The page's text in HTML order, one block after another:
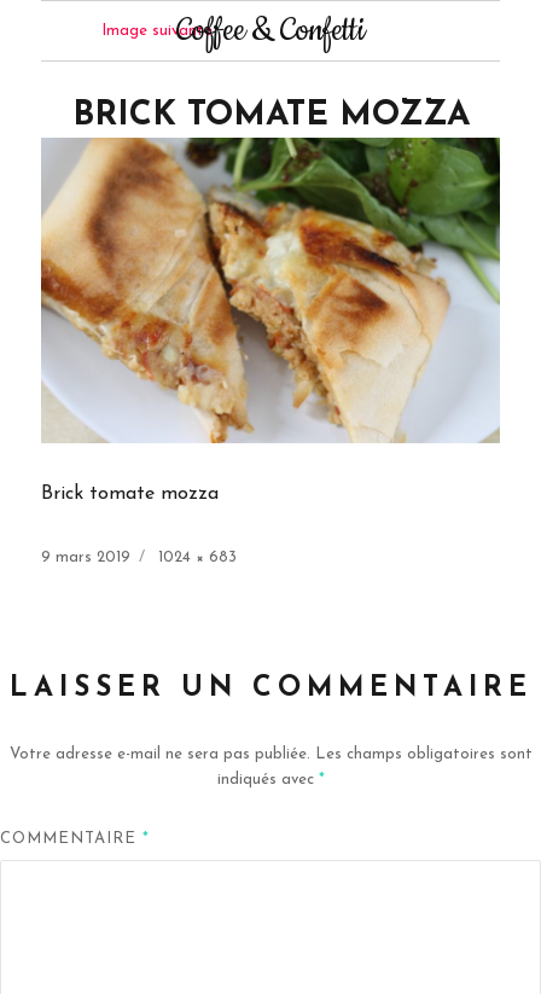
Coffee & Confetti
Image suivante
BRICK TOMATE MOZZA
Brick tomate mozza
Publié
9 mars 2019
Taille
1024 × 683
LAISSER UN COMMENTAIRE
Votre adresse e-mail ne sera pas publiée.
Les champs obligatoires sont
indiqués avec *
COMMENTAIRE *